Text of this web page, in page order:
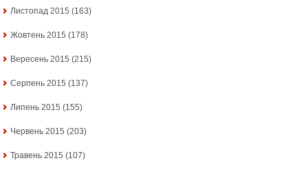
Листопад 2015 (163)
Жовтень 2015 (178)
Вересень 2015 (215)
Серпень 2015 (137)
Липень 2015 (155)
Червень 2015 (203)
Травень 2015 (107)